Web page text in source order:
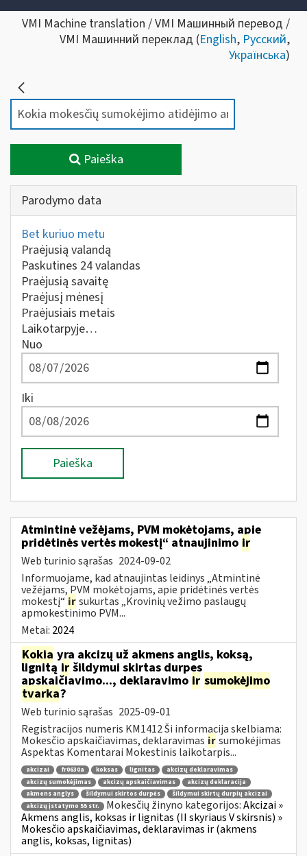
VMI Machine translation / VMI Машинный перевод /
VMI Машинний переклад (English, Русский,
Українська)
Paieška
Parodymo data
Bet kuriuo metu
Praėjusią valandą
Paskutines 24 valandas
Praėjusią savaitę
Praėjusį mėnesį
Praėjusiais metais
Laikotarpyje…
Nuo
Iki
Paieška
Atmintinė vežėjams, PVM mokėtojams, apie
pridėtinės vertės mokestį“ atnaujinimo ir
Web turinio sąrašas 2024-09-02
Informuojame, kad atnaujintas leidinys „Atmintinė
vežėjams, PVM mokėtojams, apie pridėtinės vertės
mokestį“ irsukurtas „Krovinių vežimo paslaugų
apmokestinimo PVM...
Metai: 2024
Kokia yra akcizų už akmens anglis, koksą,
lignitą ir šildymui skirtas durpes
apskaičiavimo..., deklaravimo ir sumokėjimo
tvarka?
Web turinio sąrašas 2025-09-01
Registracijos numeris KM1412 Ši informacija skelbiama:
Mokesčio apskaičiavimas, deklaravimas irsumokėjimas
Aspektas Komentarai Mokestinis laikotarpis...
akcizai fr0630a koksas lignitas
akcizų deklaravimas
akcizų sumokėjimas
akcizų apskaičiavimas
akcizų deklaracija
akmens anglys
šildymui skirtos durpės
šildymui skirtų durpių akcizai
akcizų įstatymo 55 str.
Mokesčių žinyno kategorijos:Akcizai »
Akmens anglis, koksas ir lignitas (II skyriaus V skirsnis) »
Mokesčio apskaičiavimas, deklaravimas ir (akmens
anglis, koksas, lignitas)